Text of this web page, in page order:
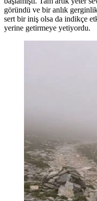
göründü ve bir anlık
sert bir iniş olsa da indikçe
yerine getirmeye yetiyordu.